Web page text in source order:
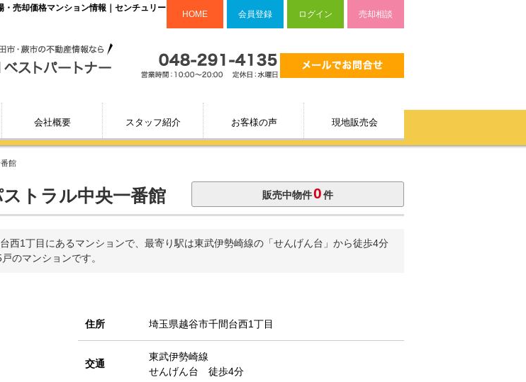
売却価格マンション情報｜センチュリー２１ベストパートナー
HOME 会員登録 ログイン 売却相談
会社概要 スタッフ紹介 お客様の声 現地販売会
番館
トラル中央一番館 販売中物件0件
1丁目にあるマンションで、最寄り駅は東武伊勢崎線の「せんげん台」から徒歩4分
のマンションです。
住所 埼玉県越谷市千間台西1丁目
交通
東武伊勢崎線
せんげん台 徒歩4分